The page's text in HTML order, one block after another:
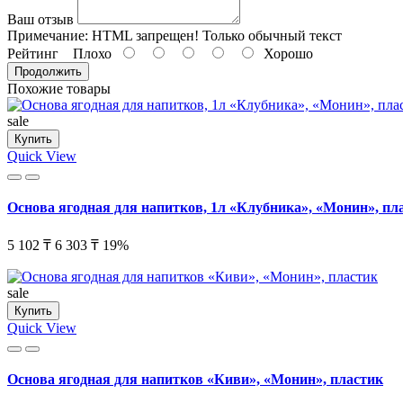
Ваш отзыв
Примечание: HTML запрещен! Только обычный текст
Рейтинг Плохо Хорошо
Продолжить
Похожие товары
sale
Купить
Quick View
Основа ягодная для напитков, 1л «Клубника», «Монин»,
5 102 ₸ 6 303 ₸ 19%
sale
Купить
Quick View
Основа ягодная для напитков «Киви», «Монин», пластик